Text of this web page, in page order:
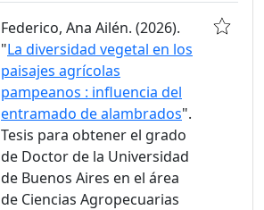
Federico, Ana Ailén. (2026).
"La diversidad vegetal en los
paisajes agrícolas
pampeanos : influencia del
entramado de alambrados".
Tesis para obtener el grado
de Doctor de la Universidad
de Buenos Aires en el área
de Ciencias Agropecuarias